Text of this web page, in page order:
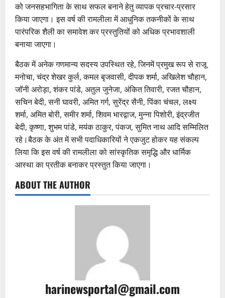
को जनसहभागिता के साथ सफल बनाने हेतु व्यापक प्रचार-प्रसार
किया जाएगा। इस वर्ष की रामलीला में आधुनिक तकनीकों के साथ
पारंपरिक शैली का समावेश कर प्रस्तुतियों को अधिक प्रभावशाली
बनाया जाएगा।
बैठक में अनेक गणमान्य सदस्य उपस्थित रहे, जिनमें प्रमुख रूप से राजू
मनोचा, चंद्र शेखर कुर्ल, कमल बृजवासी, दीपक शर्मा, अखिलेश चौहान,
जॉनी अरोड़ा, शंकर पांडे, अतुल जुनेजा, अंकित तिवारी, रजत चौहान,
सचिन बेदी, सनी घावरी, अमित गर्ग, सुरेंद्र सैनी, पिंका चंचल, लक्ष्य
शर्मा, अमित बोरी, समीर शर्मा, शिवम भारद्वाज, मुन्ना पिशोरी, इंद्रजीत
बेदी, कृष्णा, शुभम पांडे, मयंक ठाकुर, पंकज, सुमित नाथ आदि सम्मिलित
रहे।बैठक के अंत में सभी पदाधिकारियों ने एकजुट होकर यह संकल्प
लिया कि इस वर्ष की रामलीला को सांस्कृतिक समृद्धि और धार्मिक
आस्था का प्रतीक बनाकर प्रस्तुत किया जाएगा।
ABOUT THE AUTHOR
harinewsportal@gmail.com